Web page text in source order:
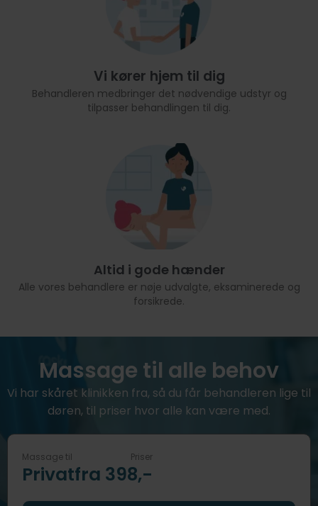
Vi kører hjem til dig
Behandleren medbringer det nødvendige udstyr og
tilpasser behandlingen til dig.
Altid i gode hænder
Alle vores behandlere er nøje udvalgte, eksaminerede og
forsikrede.
Massage til alle behov
Vi har skåret klinikken fra, så du får behandleren lige til
døren, til priser hvor alle kan være med.
Massage til
Privat
Priser
fra 398,-